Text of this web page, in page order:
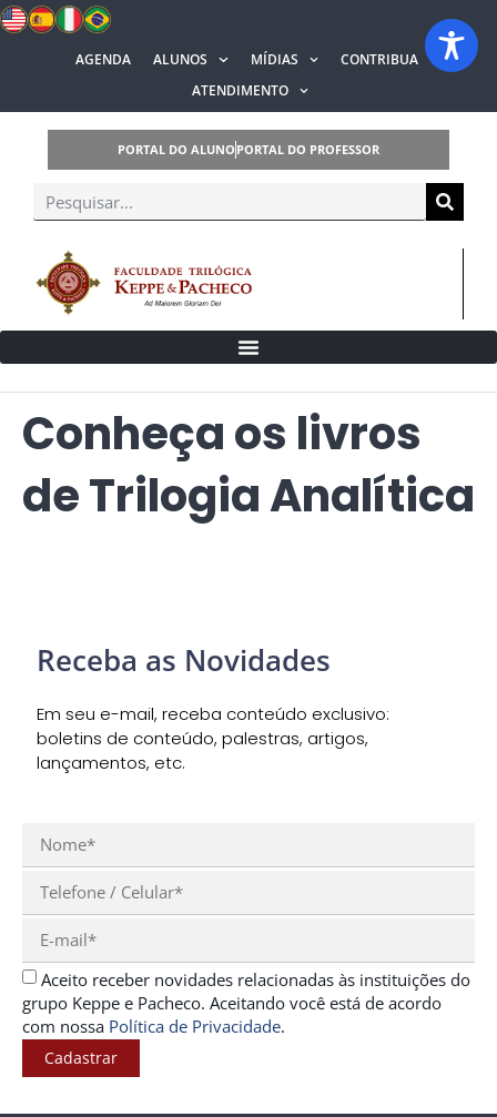
AGENDA ALUNOS MÍDIAS
CONTRIBUA
ATENDIMENTO
PORTAL DO ALUNO PORTAL DO PROFESSOR
Conheça os livros
de Trilogia Analítica
Receba as Novidades
Em seu e-mail, receba conteúdo exclusivo:
boletins de conteúdo, palestras, artigos,
lançamentos, etc.
Aceito receber novidades relacionadas às instituições do
grupo Keppe e Pacheco. Aceitando você está de acordo
com nossa Política de Privacidade.
Cadastrar